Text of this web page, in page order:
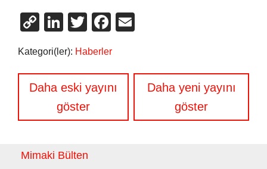
CopyLinkedIn
TwitterFacebook
Kategori(ler): Haberler
YazıDaha eski yayını
göster
Daha yeni yayını
göster
Mimaki Bülten